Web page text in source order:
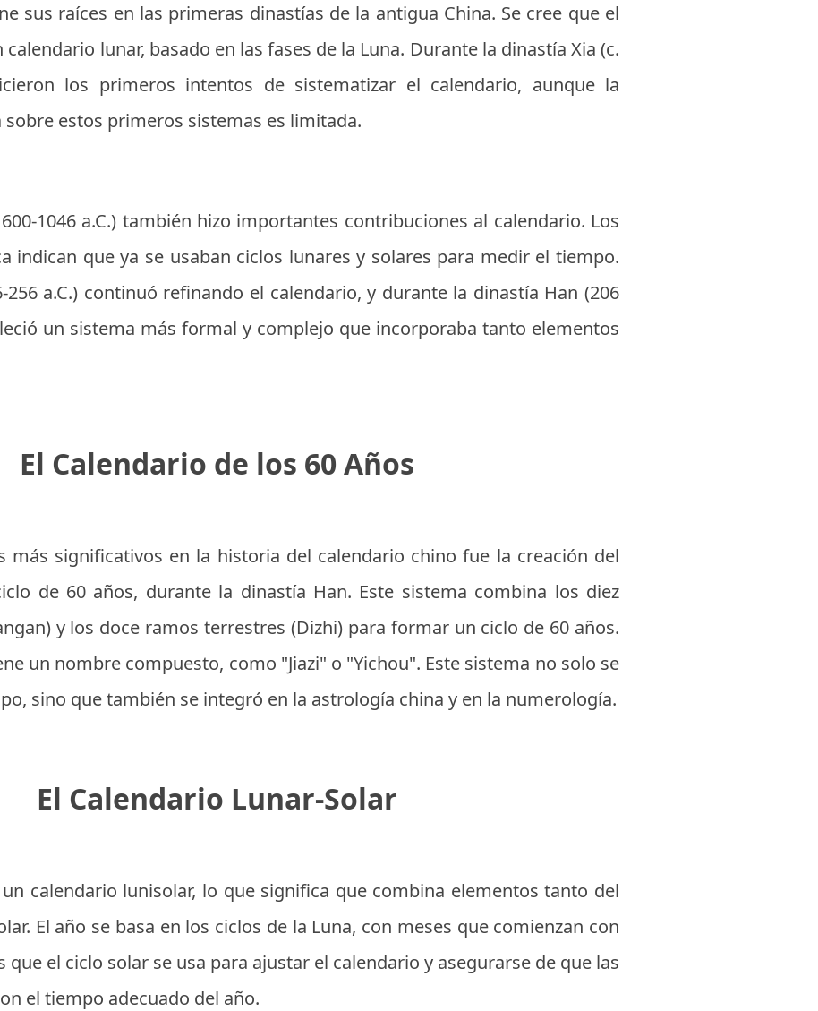
sus raíces en las primeras dinastías de la antigua China. Se cree que el
lunar, basado en las fases de la Luna. Durante la dinastía Xia (c.
los primeros intentos de sistematizar el calendario, aunque la
estos primeros sistemas es limitada.
1046 a.C.) también hizo importantes contribuciones al calendario. Los
indican que ya se usaban ciclos lunares y solares para medir el tiempo.
256 a.C.) continuó refinando el calendario, y durante la dinastía Han (206
un sistema más formal y complejo que incorporaba tanto elementos
El Calendario de los 60 Años
más significativos en la historia del calendario chino fue la creación del
de 60 años, durante la dinastía Han. Este sistema combina los diez
y los doce ramos terrestres (Dizhi) para formar un ciclo de 60 años.
un nombre compuesto, como "Jiazi" o "Yichou". Este sistema no solo se
sino que también se integró en la astrología china y en la numerología.
El Calendario Lunar-Solar
calendario lunisolar, lo que significa que combina elementos tanto del
El año se basa en los ciclos de la Luna, con meses que comienzan con
que el ciclo solar se usa para ajustar el calendario y asegurarse de que las
el tiempo adecuado del año.